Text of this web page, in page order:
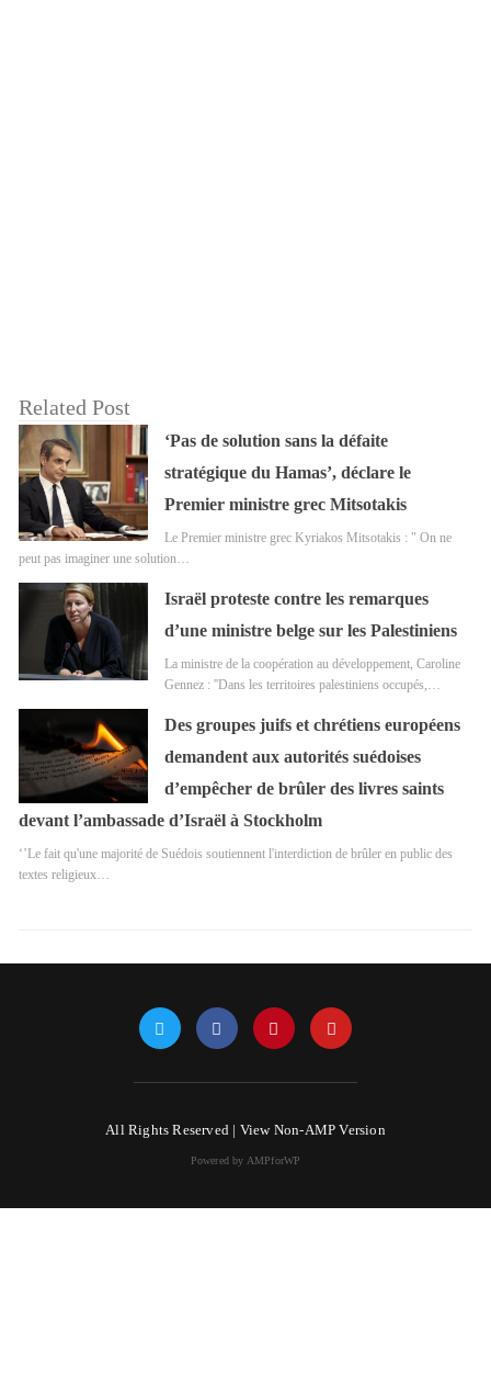
Related Post
‘Pas de solution sans la défaite
stratégique du Hamas’, déclare le
Premier ministre grec Mitsotakis
Le Premier ministre grec Kyriakos Mitsotakis : " On ne
peut pas imaginer une solution…
Israël proteste contre les remarques
d’une ministre belge sur les Palestiniens
La ministre de la coopération au développement, Caroline
Gennez : ''Dans les territoires palestiniens occupés,…
Des groupes juifs et chrétiens européens
demandent aux autorités suédoises
d’empêcher de brûler des livres saints
devant l’ambassade d’Israël à Stockholm
‘’Le fait qu'une majorité de Suédois soutiennent l'interdiction de brûler en public des
textes religieux…
All Rights Reserved | View Non-AMP Version
Powered by AMPforWP